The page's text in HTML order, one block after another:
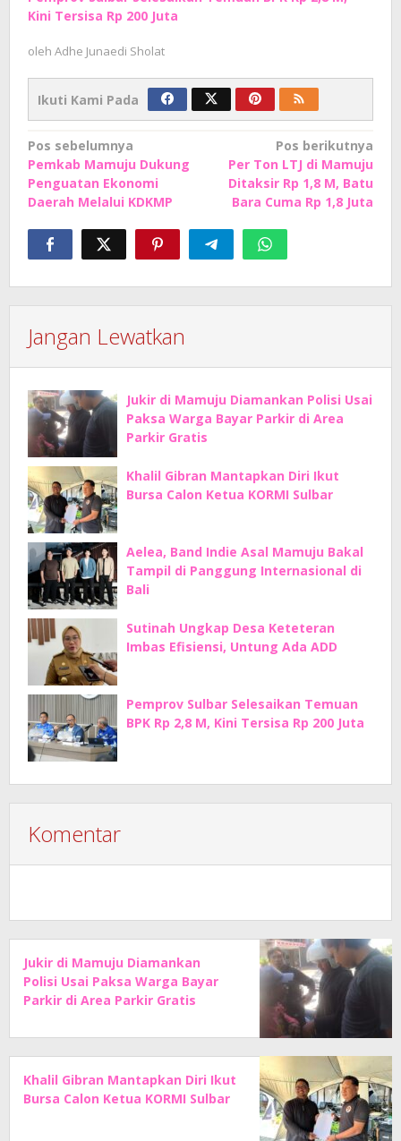
Kini Tersisa Rp 200 Juta
oleh Adhe Junaedi Sholat
Ikuti Kami Pada
Navigasi
pos
Pos sebelumnya
Pemkab Mamuju Dukung
Penguatan Ekonomi
Daerah Melalui KDKMP
Pos berikutnya
Per Ton LTJ di Mamuju
Ditaksir Rp 1,8 M, Batu
Bara Cuma Rp 1,8 Juta
Jangan Lewatkan
Jukir di Mamuju Diamankan Polisi Usai
Paksa Warga Bayar Parkir di Area
Parkir Gratis
Khalil Gibran Mantapkan Diri Ikut
Bursa Calon Ketua KORMI Sulbar
Aelea, Band Indie Asal Mamuju Bakal
Tampil di Panggung Internasional di
Bali
Sutinah Ungkap Desa Keteteran
Imbas Efisiensi, Untung Ada ADD
Pemprov Sulbar Selesaikan Temuan
BPK Rp 2,8 M, Kini Tersisa Rp 200 Juta
Komentar
Jukir di Mamuju Diamankan
Polisi Usai Paksa Warga Bayar
Parkir di Area Parkir Gratis
Khalil Gibran Mantapkan Diri Ikut
Bursa Calon Ketua KORMI Sulbar